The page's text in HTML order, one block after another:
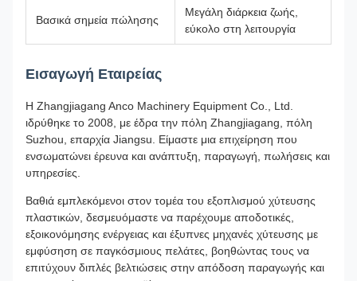
Βασικά σημεία πώλησης
Μεγάλη διάρκεια ζωής,
εύκολο στη λειτουργία
Εισαγωγή Εταιρείας
Η Zhangjiagang Anco Machinery Equipment Co., Ltd.
ιδρύθηκε το 2008, με έδρα την πόλη Zhangjiagang, πόλη
Suzhou, επαρχία Jiangsu. Είμαστε μια επιχείρηση που
ενσωματώνει έρευνα και ανάπτυξη, παραγωγή, πωλήσεις και
υπηρεσίες.
Βαθιά εμπλεκόμενοι στον τομέα του εξοπλισμού χύτευσης
πλαστικών, δεσμευόμαστε να παρέχουμε αποδοτικές,
εξοικονόμησης ενέργειας και έξυπνες μηχανές χύτευσης με
εμφύσηση σε παγκόσμιους πελάτες, βοηθώντας τους να
επιτύχουν διπλές βελτιώσεις στην απόδοση παραγωγής και